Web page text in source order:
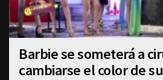
Barbie se someterá a
cambiarse el color de